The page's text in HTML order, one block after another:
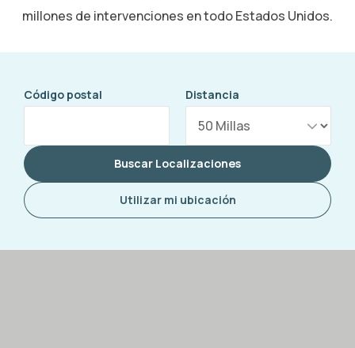
millones de intervenciones en todo Estados Unidos.
Código postal Distancia
Buscar Localizaciones
Utilizar mi ubicación